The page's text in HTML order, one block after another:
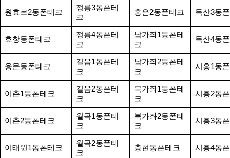
원효로2동폰테크
정릉3동폰테
크
홍은2동폰테크 독산3동
효창동폰테크
정릉4동폰테
크
남가좌1동폰테
크
독산4동
용문동폰테크
길음1동폰테
크
남가좌2동폰테
크
시흥1동
이촌1동폰테크
길음2동폰테
크
북가좌1동폰테
크
시흥2동
이촌2동폰테크
월곡1동폰테
크
북가좌2동폰테
크
시흥3동
이태원1동폰테크
월곡2동폰테
크
충현동폰테크 시흥4동